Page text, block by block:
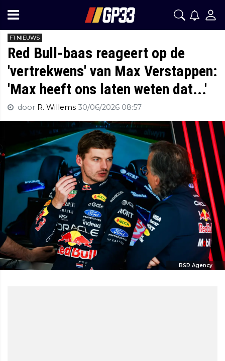
F1 NIEUWS
Red Bull-baas reageert op de
'vertrekwens' van Max Verstappen:
'Max heeft ons laten weten dat...'
door R. Willems 30/06/2026 08:57
BSR Agency